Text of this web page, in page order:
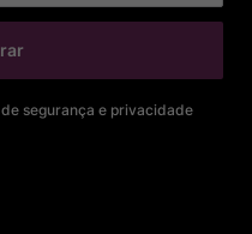
segurança e privacidade